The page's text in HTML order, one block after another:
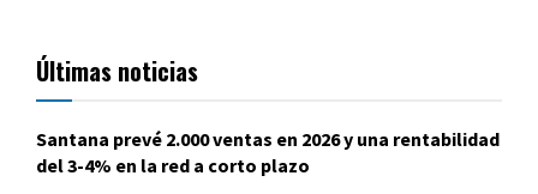
Últimas noticias
Santana prevé 2.000 ventas en 2026 y una rentabilidad
del 3-4% en la red a corto plazo